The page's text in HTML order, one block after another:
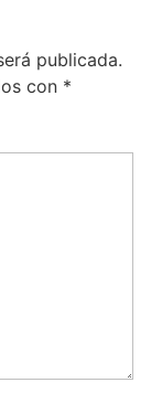
publicada.
con *